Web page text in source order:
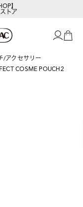
トア
/アクセサリー
COSME POUCH2